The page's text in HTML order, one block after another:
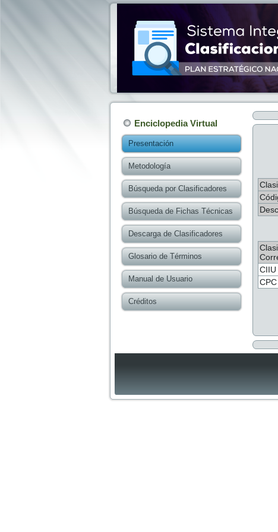
Enciclopedia Virtual
Presentación
Metodología
Búsqueda por Clasificadores
Búsqueda de Fichas Técnicas
Descarga de Clasificadores
Glosario de Términos
Manual de Usuario
Créditos
CIIU